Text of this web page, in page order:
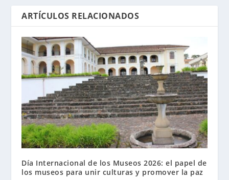
ARTÍCULOS RELACIONADOS
Día Internacional de los Museos 2026: el papel de
los museos para unir culturas y promover la paz